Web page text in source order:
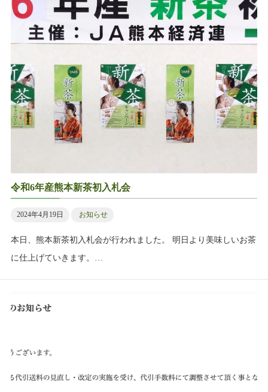
令和6年産熊本新茶初入札会
2024年4月19日 お知らせ
本日、熊本新茶初入札会が行われました。 明日より美味しいお茶
に仕上げていきます。…